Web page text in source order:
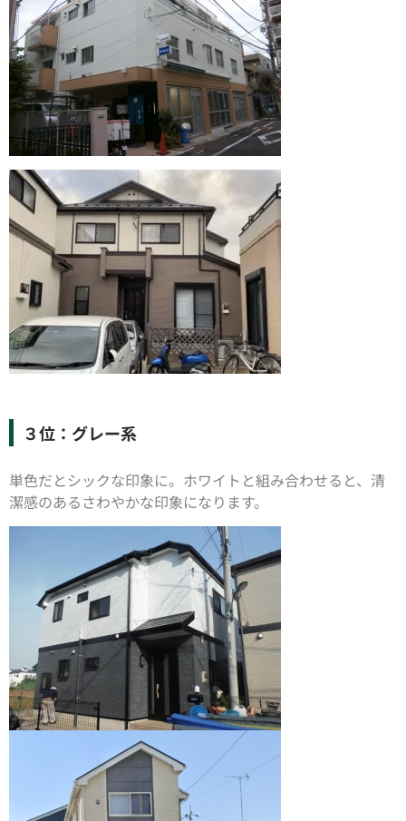
３位：グレー系
単色だとシックな印象に。ホワイトと組み合わせると、清
潔感のあるさわやかな印象になります。